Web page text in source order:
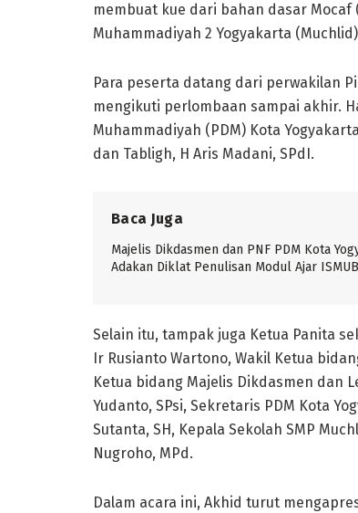
membuat kue dari bahan dasar Mocaf (
Muhammadiyah 2 Yogyakarta
Para peserta datang dari perwakilan
mengikuti perlombaan sampai akhir.
Muhammadiyah (PDM) Kota
dan Tabligh, H Aris Madani, SPdI.
Baca Juga
Majelis Dikdasmen dan PNF PDM Kota
Adakan Diklat Penulisan Modul Ajar
Selain itu, tampak juga Ketua Panita
Ir Rusianto Wartono, Wakil Ketua
Ketua bidang Majelis Dikdasmen dan
Yudanto, SPsi, Sekretaris PDM Kota
Sutanta, SH, Kepala Sekolah SMP
Nugroho, MPd.
Dalam acara ini, Akhid turut